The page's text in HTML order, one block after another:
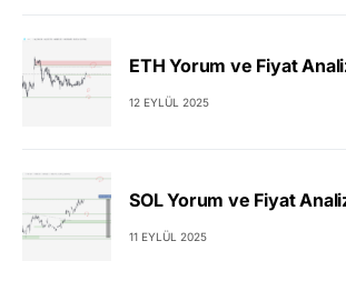
ETH Yorum ve Fiyat
12 EYLÜL 2025
SOL Yorum ve Fiyat
11 EYLÜL 2025